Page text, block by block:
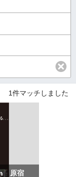
1件マッチしました
原宿